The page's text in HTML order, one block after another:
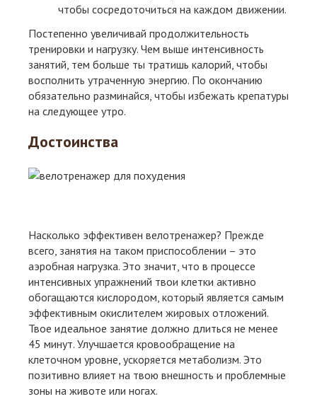
чтобы сосредоточиться на каждом движении.
Постепенно увеличивай продолжительность
тренировки и нагрузку. Чем выше интенсивность
занятий, тем больше ты тратишь калорий, чтобы
восполнить утраченную энергию. По окончанию
обязательно разминайся, чтобы избежать крепатуры
на следующее утро.
Достоинства
Насколько эффективен велотренажер? Прежде
всего, занятия на таком приспособлении – это
аэробная нагрузка. Это значит, что в процессе
интенсивных упражнений твои клетки активно
обогащаются кислородом, который является самым
эффективным окислителем жировых отложений.
Твое идеальное занятие должно длиться не менее
45 минут. Улучшается кровообращение на
клеточном уровне, ускоряется метаболизм. Это
позитивно влияет на твою внешность и проблемные
зоны на животе или ногах.